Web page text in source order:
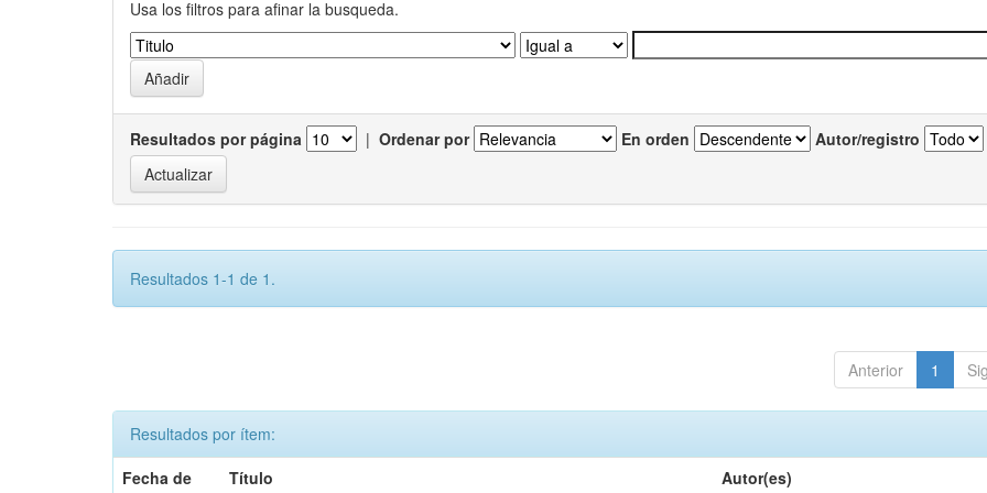
Usa los filtros para afinar la busqueda.
Resultados por página | Ordenar por En orden Autor/registro
Resultados 1-1 de 1.
Anterior 1
Resultados por ítem:
Fecha de
Título Autor(es)